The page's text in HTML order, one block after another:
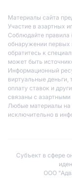
Материалы сайта
Участие в азартных
Соблюдайте правила
обнаружении первых
обратитесь к
может быть
Информационный
виртуальные
оплату ставок и
связаны с
Любые материалы на
исключительно в
Субъект в сфере
ООО